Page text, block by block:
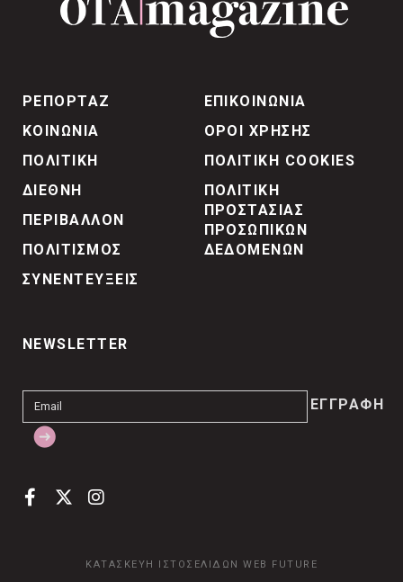
ΡΕΠΟΡΤΑΖ
ΚΟΙΝΩΝΙΑ
ΠΟΛΙΤΙΚΗ
ΔΙΕΘΝΗ
ΠΕΡΙΒΑΛΛΟΝ
ΠΟΛΙΤΙΣΜΟΣ
ΣΥΝΕΝΤΕΥΞΕΙΣ
ΕΠΙΚΟΙΝΩΝΙΑ
ΟΡΟΙ ΧΡΗΣΗΣ
ΠΟΛΙΤΙΚΗ COOKIES
ΠΟΛΙΤΙΚΗ
ΠΡΟΣΤΑΣΙΑΣ
ΠΡΟΣΩΠΙΚΩΝ
ΔΕΔΟΜΕΝΩΝ
NEWSLETTER
ΚΑΤΑΣΚΕΥΗ ΙΣΤΟΣΕΛΙΔΩΝ WEB FUTURE